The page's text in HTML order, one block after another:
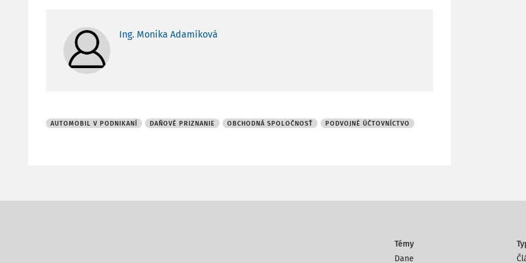
Ing. Monika Adamíková
AUTOMOBIL V PODNIKANÍ DAŇOVÉ PRIZNANIE OBCHODNÁ SPOLOČNOSŤ PODVOJNÉ ÚČTOVNÍCTVO
Témy
Dane